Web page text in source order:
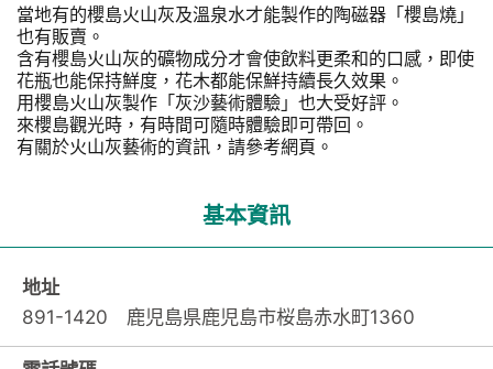
當地有的櫻島火山灰及溫泉水才能製作的陶磁器「櫻島燒」
也有販賣。
含有櫻島火山灰的礦物成分才會使飲料更柔和的口感，即使
花瓶也能保持鮮度，花木都能保鮮持續長久效果。
用櫻島火山灰製作「灰沙藝術體驗」也大受好評。
來櫻島觀光時，有時間可隨時體驗即可帶回。
有關於火山灰藝術的資訊，請參考網頁。
基本資訊
地址
891-1420 鹿児島県鹿児島市桜島赤水町1360